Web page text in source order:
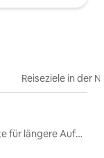
Reiseziele in der
Unterkünfte für längere Aufenthalte